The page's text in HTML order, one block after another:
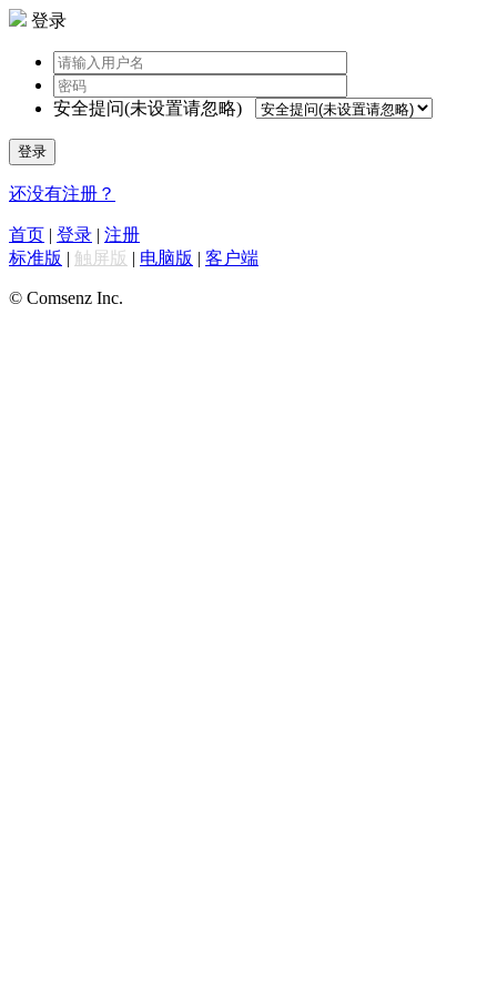
登录
安全提问(未设置请忽略)
登录
还没有注册？
首页 | 登录 | 注册
标准版 | 触屏版 | 电脑版 | 客户端
© Comsenz Inc.